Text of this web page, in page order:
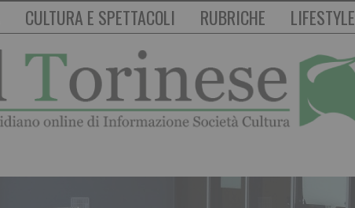
CULTURA E SPETTACOLI RUBRICHE LIFESTYLE